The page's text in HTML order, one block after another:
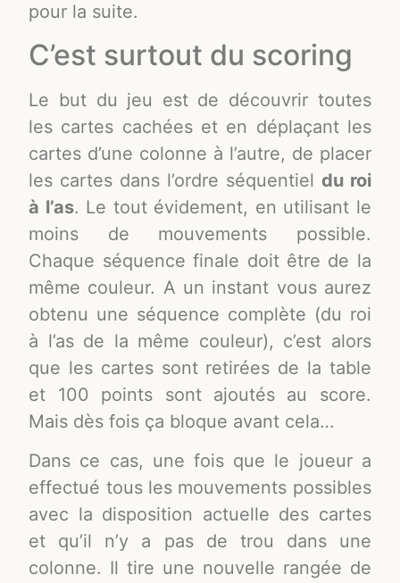
pour la suite.
C’est surtout du scoring
Le but du jeu est de découvrir toutes
les cartes cachées et en déplaçant les
cartes d’une colonne à l’autre, de placer
les cartes dans l’ordre séquentiel du roi
à l’as. Le tout évidement, en utilisant le
moins de mouvements possible.
Chaque séquence finale doit être de la
même couleur. A un instant vous aurez
obtenu une séquence complète (du roi
à l’as de la même couleur), c’est alors
que les cartes sont retirées de la table
et 100 points sont ajoutés au score.
Mais dès fois ça bloque avant cela…
Dans ce cas, une fois que le joueur a
effectué tous les mouvements possibles
avec la disposition actuelle des cartes
et qu’il n’y a pas de trou dans une
colonne. Il tire une nouvelle rangée de